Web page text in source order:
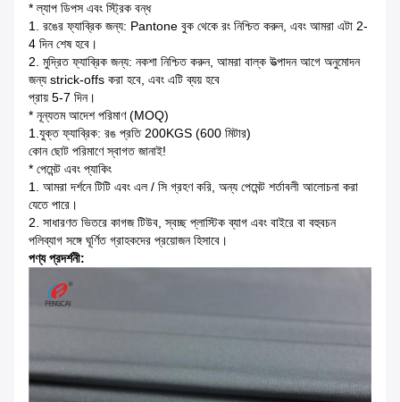
* ল্যাপ ডিপস এবং স্ট্রিক বন্ধ
1. রঙের ফ্যাব্রিক জন্য: Pantone বুক থেকে রং নিশ্চিত করুন, এবং আমরা এটা 2-
4 দিন শেষ হবে।
2. মুদ্রিত ফ্যাব্রিক জন্য: নকশা নিশ্চিত করুন, আমরা বাল্ক উত্পাদন আগে অনুমোদন
জন্য strick-offs করা হবে, এবং এটি ব্যয় হবে
প্রায় 5-7 দিন।
* নূন্যতম আদেশ পরিমাণ (MOQ)
1.যুক্ত ফ্যাব্রিক: রঙ প্রতি 200KGS (600 মিটার)
কোন ছোট পরিমাণে স্বাগত জানাই!
* পেমেন্ট এবং প্যাকিং
1. আমরা দর্শনে টিটি এবং এল / সি গ্রহণ করি, অন্য পেমেন্ট শর্তাবলী আলোচনা করা
যেতে পারে।
2. সাধারণত ভিতরে কাগজ টিউব, স্বচ্ছ প্লাস্টিক ব্যাগ এবং বাইরে বা বহুবচন
পলিব্যাগ সঙ্গে ঘূর্ণিত গ্রাহকদের প্রয়োজন হিসাবে।
পণ্য প্রদর্শনী: